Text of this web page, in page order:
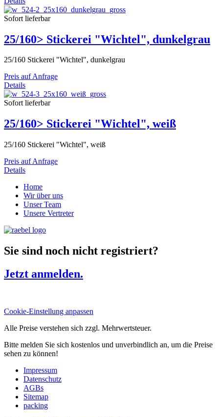
Sofort lieferbar
25/160> Stickerei "Wichtel", dunkelgrau
25/160 Stickerei "Wichtel", dunkelgrau
Preis auf Anfrage
Details
Sofort lieferbar
25/160> Stickerei "Wichtel", weiß
25/160 Stickerei "Wichtel", weiß
Preis auf Anfrage
Details
Home
Wir über uns
Unser Team
Unsere Vertreter
Sie sind noch nicht registriert?
Jetzt anmelden.
Cookie-Einstellung anpassen
Alle Preise verstehen sich zzgl. Mehrwertsteuer.
Bitte melden Sie sich kostenlos und unverbindlich an, um die Preise
sehen zu können!
Impressum
Datenschutz
AGBs
Sitemap
packing